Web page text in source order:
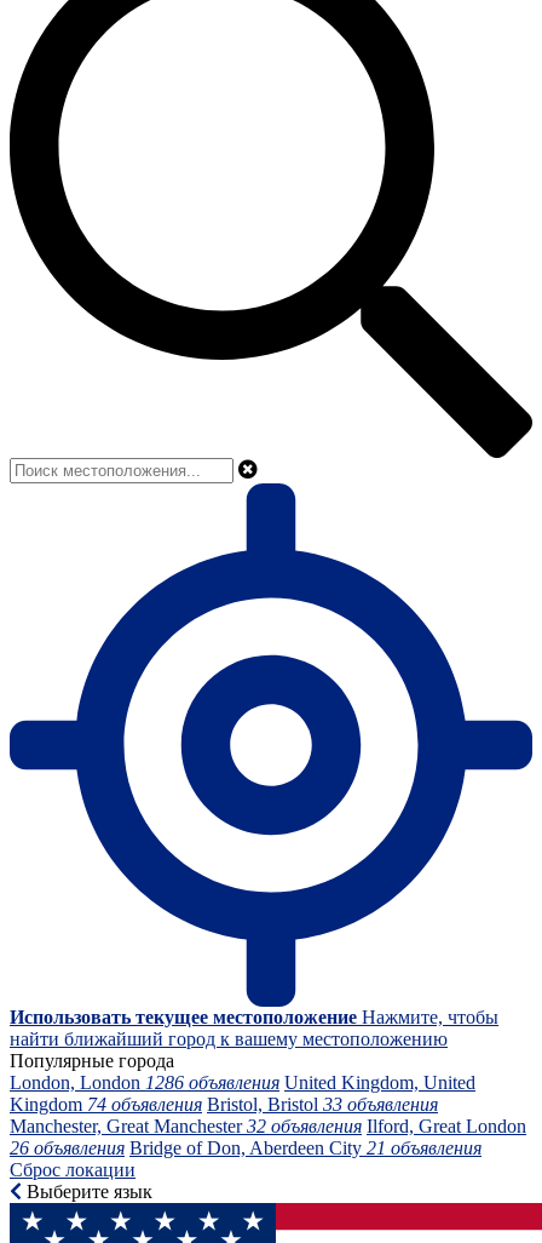
Использовать текущее местоположение Нажмите, чтобы
найти ближайший город к вашему местоположению
Популярные города
London, London 1286 объявления United Kingdom, United
Kingdom 74 объявления Bristol, Bristol 33 объявления
Manchester, Great Manchester32 объявления Ilford, Great London
26 объявления Bridge of Don, Aberdeen City 21 объявления
Сброс локации
Выберите язык